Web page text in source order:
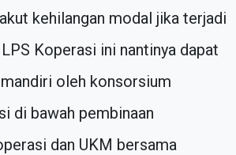
kehilangan modal jika terjadi
Koperasi ini nantinya dapat
oleh konsorsium
di bawah pembinaan
dan UKM bersama